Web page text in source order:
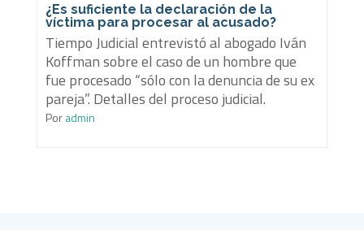
¿Es suficiente la declaración de la
víctima para procesar al acusado?
Tiempo Judicial entrevistó al abogado Iván
Koffman sobre el caso de un hombre que
fue procesado “sólo con la denuncia de su ex
pareja”. Detalles del proceso judicial.
Poradmin